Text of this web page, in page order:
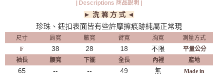
| Descriptions 商品說明 |
► 洗 滌 方 式 ◄
珍珠、鈕扣表面皆有些許摩擦痕跡純屬正常現
尺寸 肩寬 腋寬 臂寬 胸寬
測量方式
F
38 28 18 不限
平量公分
袖長
腰寬 下擺 全長 內裡 產地
65 -- -- 49 無
Made in